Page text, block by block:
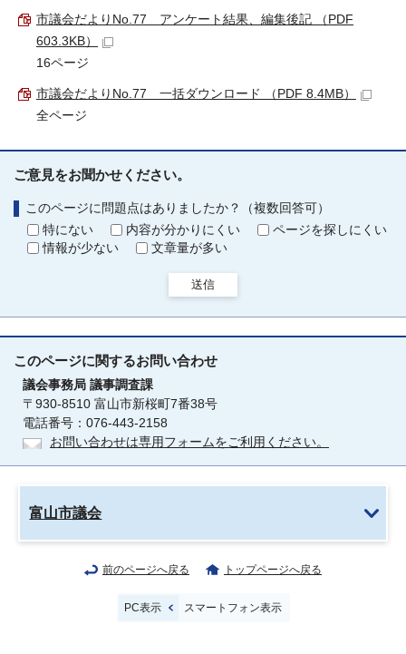
市議会だよりNo.77＿アンケート結果、編集後記 （PDF
603.3KB）
16ページ
市議会だよりNo.77＿一括ダウンロード （PDF 8.4MB）
全ページ
ご意見をお聞かせください。
このページに問題点はありましたか？（複数回答可）
特にない
内容が分かりにくい
ページを探しにくい
情報が少ない
文章量が多い
送信
このページに関するお問い合わせ
議会事務局 議事調査課
〒930-8510 富山市新桜町7番38号
電話番号：076-443-2158
お問い合わせは専用フォームをご利用ください。
富山市議会
前のページへ戻る トップページへ戻る
PC表示 スマートフォン表示